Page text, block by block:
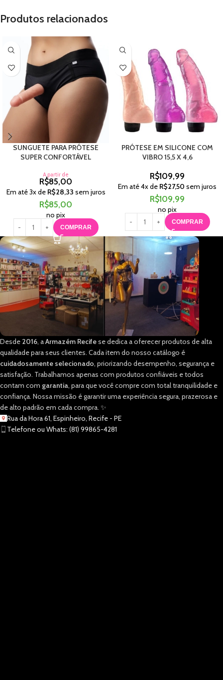
Produtos relacionados
SUNGUETE PARA PRÓTESE
SUPER CONFORTÁVEL
A partir de
R$85,00
Em até3x de R$28,33 sem juros
R$85,00
no pix
COMPRAR
PRÓTESE EM SILICONE COM
VIBRO 15,5 X 4,6
R$109,99
Em até4x de R$27,50 sem juros
R$109,99
no pix
COMPRAR
Desde 2016, aArmazém Recifese dedica a oferecer produtos de alta
qualidade para seus clientes. Cada item do nosso catálogo é
cuidadosamente selecionado, priorizando desempenho, segurança e
satisfação. Trabalhamos apenas com produtos confiáveis e todos
contam com garantia, para que você compre com total tranquilidade e
confiança. Nossa missão é garantir uma experiência segura, prazerosa e
de alto padrão em cada compra. ✨
Rua da Hora 61, Espinheiro, Recife - PE
Telefone ou Whats: (81) 99865-4281